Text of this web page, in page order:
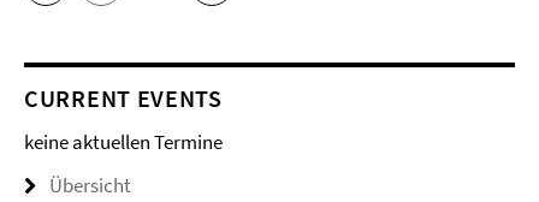
CURRENT EVENTS
keine aktuellen Termine
Übersicht